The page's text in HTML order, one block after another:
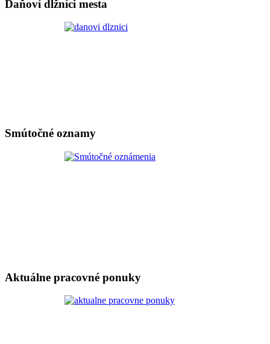
Daňoví dlžníci mesta
Smútočné oznamy
Aktuálne pracovné ponuky